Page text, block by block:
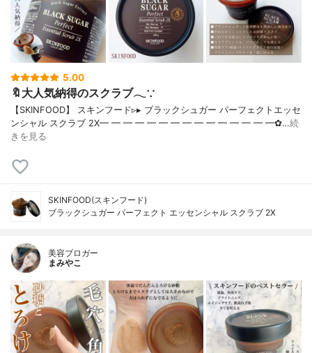
5.00
🔖大人気納得のスクラブ𓂃∵
【SKINFOOD】 スキンフード▹▸ ブラックシュガー パーフェクトエッセ
ンシャル スクラブ 2X━ ━ ━ ━ ━ ━ ━ ━ ━ ━ ━ ━ ━ ━ ━✿…続
きを見る
SKINFOOD(スキンフード)
ブラックシュガー パーフェクト エッセンシャル スクラブ 2X
美容ブロガー
まみやこ